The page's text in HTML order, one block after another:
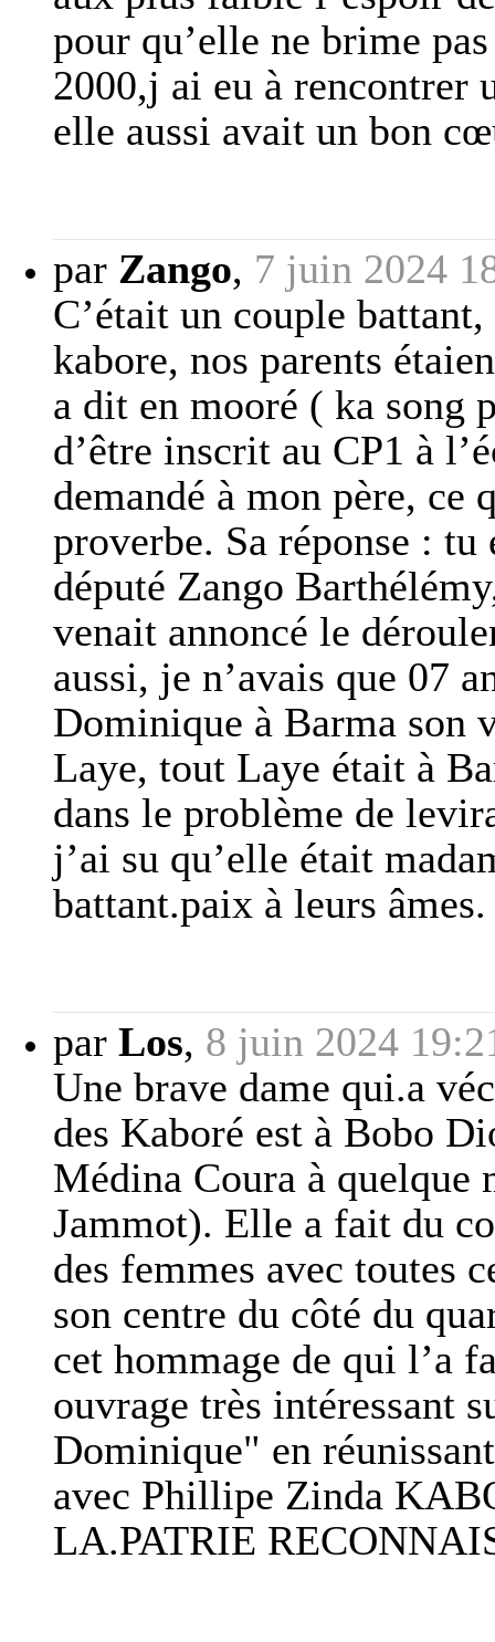
pour qu’elle ne brime
2000,j ai eu à rencontrer
elle aussi avait un bon
par Zango, 7 juin 2024
C’était un couple
kabore, nos parents
a dit en mooré ( ka song
d’être inscrit au CP1 à
demandé à mon père, ce
proverbe. Sa réponse :
député Zango
venait annoncé le
aussi, je n’avais que 07
Dominique à Barma son
Laye, tout Laye était à
dans le problème de
j’ai su qu’elle était
battant.paix à leurs âmes.
par Los, 8 juin 2024
Une brave dame qui.a
des Kaboré est à Bobo
Médina Coura à quelque
Jammot). Elle a fait du
des femmes avec toutes
son centre du côté du
cet hommage de qui l’a
ouvrage très intéressant
Dominique" en
avec Phillipe Zinda
LA.PATRIE